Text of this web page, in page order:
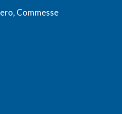
Commesse